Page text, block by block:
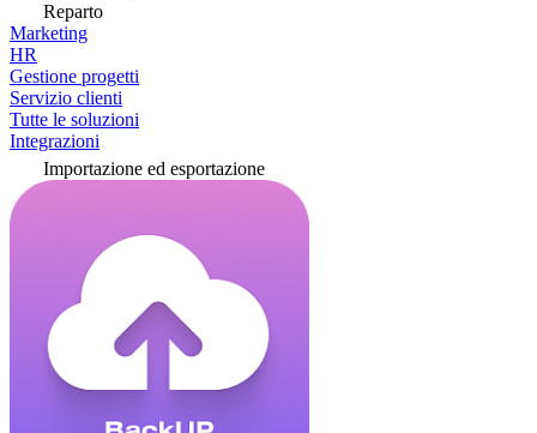
Reparto
Marketing
HR
Gestione progetti
Servizio clienti
Tutte le soluzioni
Integrazioni
Importazione ed esportazione